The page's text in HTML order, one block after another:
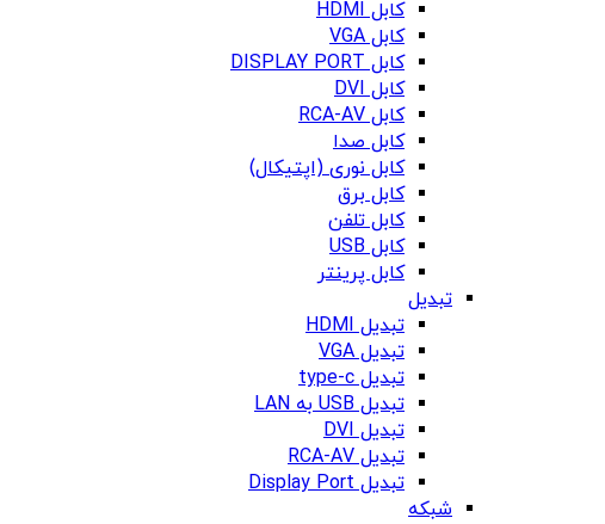
کابل HDMI
کابل VGA
کابل DISPLAY PORT
کابل DVI
کابل RCA-AV
کابل صدا
کابل نوری (اپتیکال)
کابل برق
کابل تلفن
کابل USB
کابل پرینتر
تبدیل
تبدیل HDMI
تبدیل VGA
تبدیل type-c
تبدیل USB به LAN
تبدیل DVI
تبدیل RCA-AV
تبدیل Display Port
شبکه